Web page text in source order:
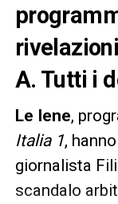
A. Tutti i
Le Iene,
Italia 1,
giornalista
scandalo